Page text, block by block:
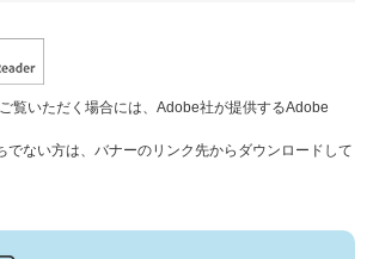
覧いただく場合には、Adobe社が提供するAdobe
ない方は、バナーのリンク先からダウンロードして